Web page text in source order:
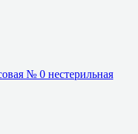
№ 0 нестерильная